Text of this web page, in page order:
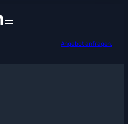
Angebot anfragen.